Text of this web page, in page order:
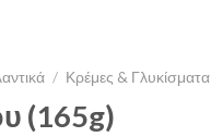
/ Κρέμες & Γλυκίσματα
(165g)